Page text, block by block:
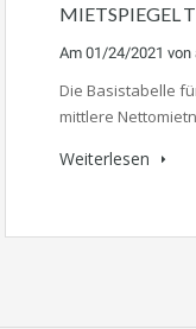
MIETSPIEGEL
Am 01/24/2021 von
Die Basistabelle
mittlere
Weiterlesen